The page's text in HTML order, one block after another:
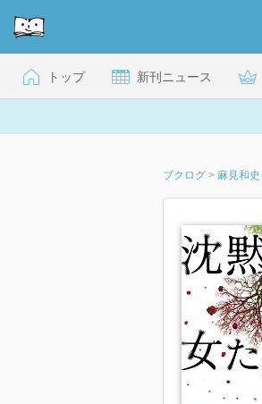
トップ 新刊ニュース
ブクログ > 麻見和史